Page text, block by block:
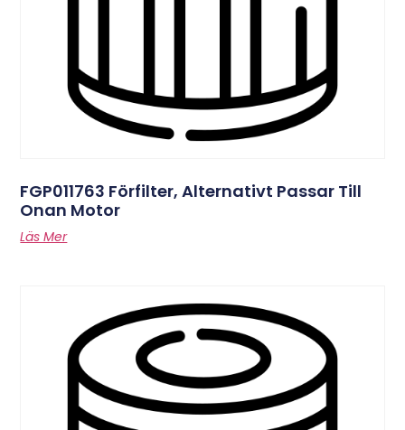
FGP011763 Förfilter, Alternativt Passar Till
Onan Motor
Läs Mer